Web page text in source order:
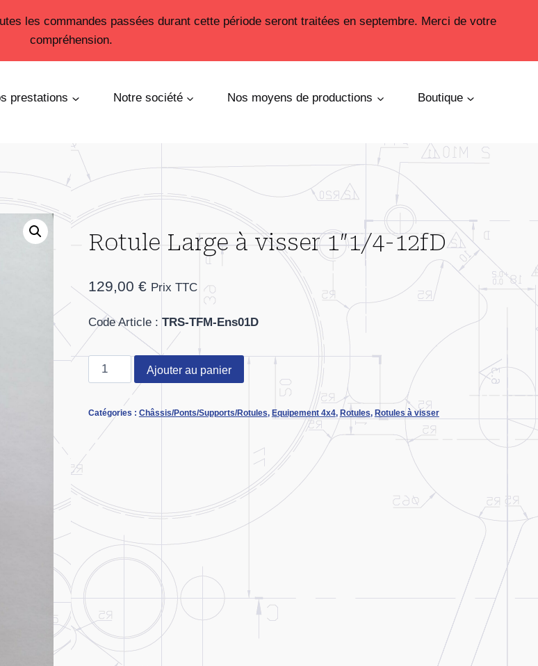
les commandes passées durant cette période seront traitées en septembre. Merci de votre
compréhension.
prestations Notre société Nos moyens de productions Boutique
Rotule Large à visser 1″1/4-12fD
129,00 € Prix TTC
Code Article : TRS-TFM-Ens01D
quantité
de
Large
12fD
Ajouter au panier
Catégories : Châssis/Ponts/Supports/Rotules, Equipement 4x4, Rotules, Rotules à visser